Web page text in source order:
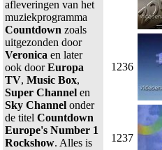
afleveringen van het
muziekprogramma
Countdown zoals
uitgezonden door
Veronica en later
ook doorEuropa
TV, Music Box,
Super Channel en
Sky Channel onder
de titel Countdown
Europe's Number 1
Rockshow. Alles is
1236
1237